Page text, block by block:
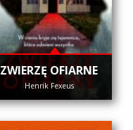
ZWIERZĘ OFIARNE
Henrik Fexeus